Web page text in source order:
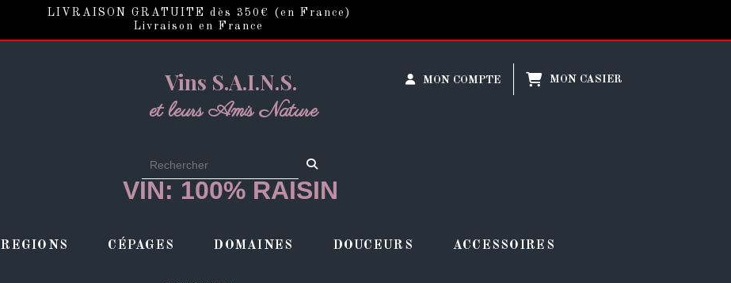
LIVRAISON GRATUITE dès 350€ (en France)
Livraison en France
Vins S.A.I.N.S.
et leurs Amis Nature
VIN: 100% RAISIN
MON COMPTE MON CASIER
REGIONS CÉPAGES DOMAINES DOUCEURS ACCESSOIRES